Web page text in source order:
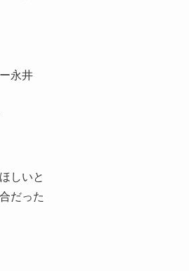
永井
しいと
だった